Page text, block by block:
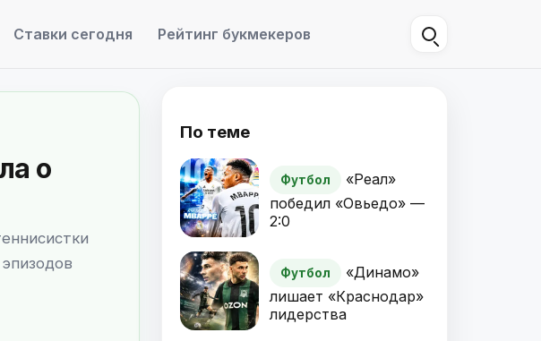
Ставки сегодня Рейтинг букмекеров
о
По теме
Футбол
«Реал»
победил «Овьедо» —
2:0
Футбол
«Динамо»
лишает «Краснодар»
лидерства